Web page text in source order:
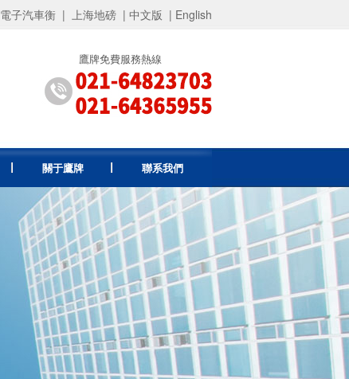
電子汽車衡 | 上海地磅 | 中文版 | English
鷹牌免費服務熱線
關于鷹牌 聯系我們